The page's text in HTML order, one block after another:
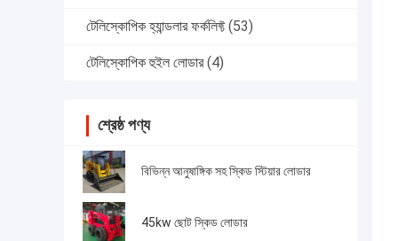
টেলিস্কোপিক হ্যান্ডলার ফর্কলিফ্ট (53)
টেলিস্কোপিক হুইল লোডার (4)
শ্রেষ্ঠ পণ্য
বিভিন্ন আনুষাঙ্গিক সহ স্কিড স্টিয়ার লোডার
45kw ছোট স্কিড লোডার